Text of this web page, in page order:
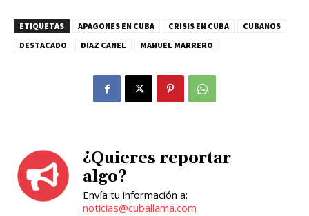
ETIQUETAS APAGONES EN CUBA CRISIS EN CUBA
CUBANOS
DESTACADO
DIAZ CANEL MANUEL MARRERO
¿Quieres reportar
algo?
Envía tu información a:
noticias@cuballama.com